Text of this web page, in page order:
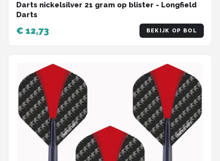
Darts nickelsilver 21 gram op blister - Longfield
Darts
€ 12,73 BEKIJK OP BOL